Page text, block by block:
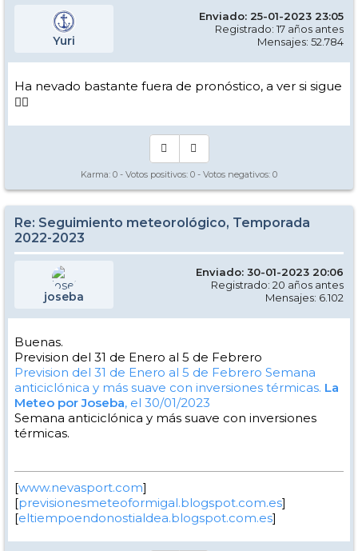
Yuri
Enviado: 25-01-2023 23:05
Registrado: 17 años antes
Mensajes: 52.784
Ha nevado bastante fuera de pronóstico, a ver si sigue
👍🏻
Karma: 0 - Votos positivos: 0 - Votos negativos: 0
Re: Seguimiento meteorológico, Temporada
2022-2023
joseba
Enviado: 30-01-2023 20:06
Registrado: 20 años antes
Mensajes: 6.102
Buenas.
Prevision del 31 de Enero al 5 de Febrero
Prevision del 31 de Enero al 5 de Febrero Semana
anticiclónica y más suave con inversiones térmicas. La
Meteo por Joseba, el 30/01/2023
Semana anticiclónica y más suave con inversiones
térmicas.
[www.nevasport.com]
[previsionesmeteoformigal.blogspot.com.es]
[eltiempoendonostialdea.blogspot.com.es]